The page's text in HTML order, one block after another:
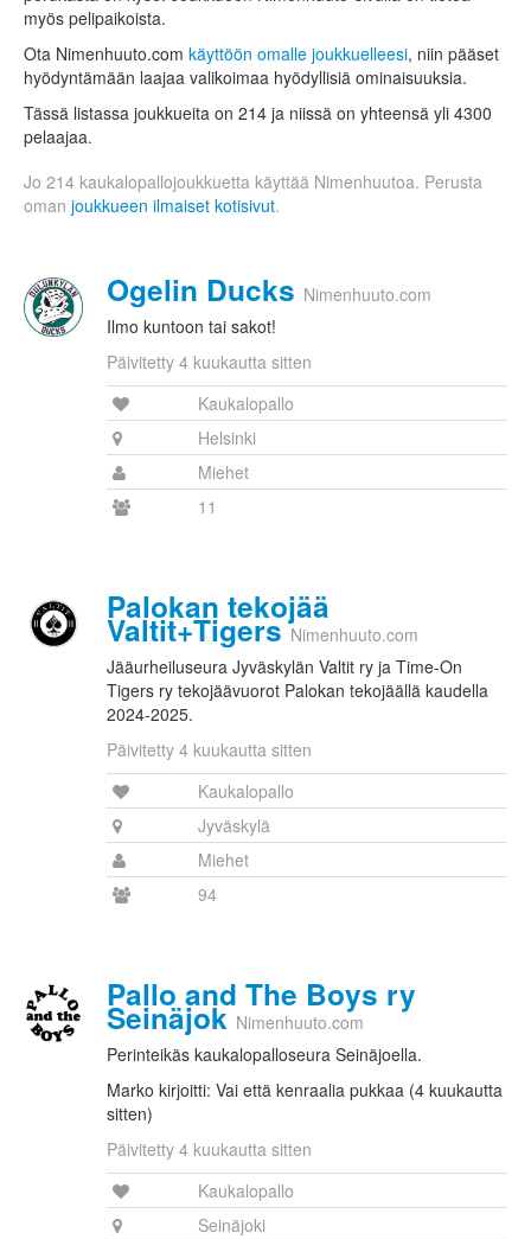
myös pelipaikoista.
Ota Nimenhuuto.com käyttöön omalle joukkuelleesi, niin pääset
hyödyntämään laajaa valikoimaa hyödyllisiä ominaisuuksia.
Tässä listassa joukkueita on 214 ja niissä on yhteensä yli 4300
pelaajaa.
Jo 214 kaukalopallojoukkuetta käyttää Nimenhuutoa. Perusta
oman joukkueen ilmaiset kotisivut.
Ogelin Ducks Nimenhuuto.com
Ilmo kuntoon tai sakot!
Päivitetty 4 kuukautta sitten
Kaukalopallo
Helsinki
Miehet
11
Palokan tekojää
Valtit+Tigers Nimenhuuto.com
Jääurheiluseura Jyväskylän Valtit ry ja Time-On
Tigers ry tekojäävuorot Palokan tekojäällä kaudella
2024-2025.
Päivitetty 4 kuukautta sitten
Kaukalopallo
Jyväskylä
Miehet
94
Pallo and The Boys ry
Seinäjok Nimenhuuto.com
Perinteikäs kaukalopalloseura Seinäjoella.
Marko kirjoitti: Vai että kenraalia pukkaa (4 kuukautta
sitten)
Päivitetty 4 kuukautta sitten
Kaukalopallo
Seinäjoki